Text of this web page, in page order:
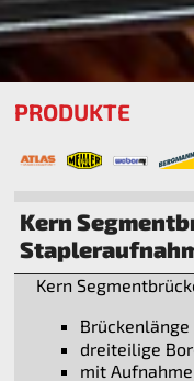
PRODUKTE
Kern
Kern
dreiteilige
mit